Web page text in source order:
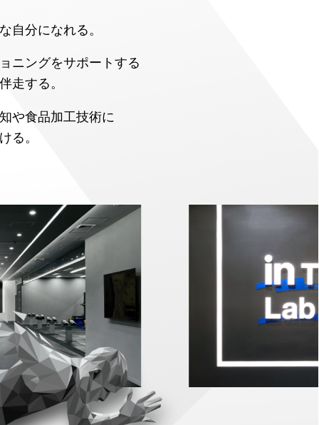
自分になれる。
ニングをサポートする
走する。
や食品加工技術に
る。